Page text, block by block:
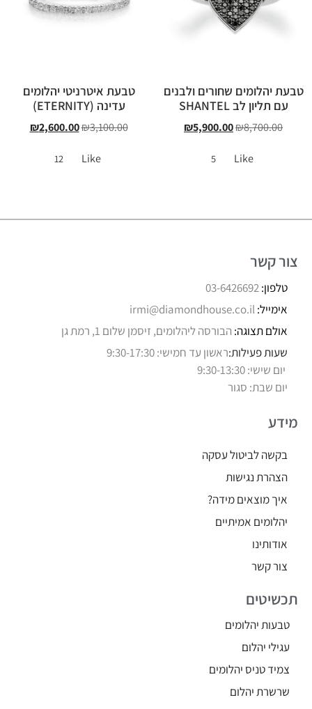
טבעת יהלומים שחורים ולבנים
עם תליון לב SHANTEL
₪8,700.00
₪5,900.00
Like
5
טבעת איטרניטי יהלומים
עדינה (ETERNITY)
₪3,100.00
₪2,600.00
Like
12
צור קשר
טלפון:03-6426692
אימייל:irmi@diamondhouse.co.il
אולם תצוגה: הבורסה ליהלומים, זיסמן שלום 1, רמת גן
שעות פעילות:ראשון עד חמישי: 9:30-17:30
יום שישי: 9:30-13:30
יום שבת: סגור
מידע
בקשה לביטול עסקה
הצהרת נגישות
איך מוצאים מידה?
יהלומים אמיתיים
אודותינו
צור קשר
תכשיטים
טבעות יהלומים
עגילי יהלום
צמיד טניס יהלומים
שרשרת יהלום